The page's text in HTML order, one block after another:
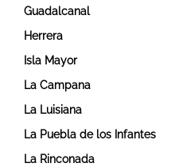
Guadalcanal
Herrera
Isla Mayor
La Campana
La Luisiana
La Puebla de los Infantes
La Rinconada